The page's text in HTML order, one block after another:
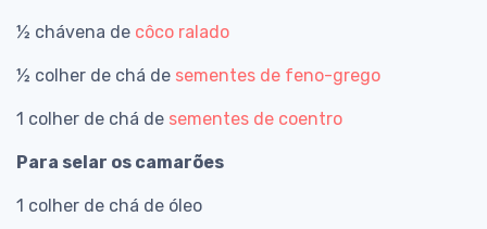
½ chávena de côco ralado
½ colher de chá de sementes de feno-grego
1 colher de chá de sementes de coentro
Para selar os camarões
1 colher de chá de óleo